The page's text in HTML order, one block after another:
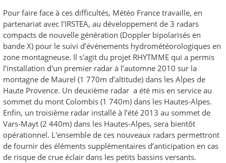
Pour faire face à ces difficultés, Météo France travaille, en
partenariat avec l'IRSTEA, au développement de 3 radars
compacts de nouvelle génération (Doppler bipolarisés en
bande X) pour le suivi d’événements hydrométéorologiques en
zone montagneuse. Il s'agit du projet RHYTMME qui a permis
l'installation d'un premier radar à l’automne 2010 sur la
montagne de Maurel (1 770m d’altitude) dans les Alpes de
Haute Provence. Un deuxième radar a été mis en service au
sommet du mont Colombis (1 740m) dans les Hautes-Alpes.
Enfin, un troisième radar installé à l’été 2013 au sommet de
Vars-Mayt (2 440m) dans les Hautes-Alpes, sera bientôt
opérationnel. L'ensemble de ces nouveaux radars permettront
de fournir des éléments supplémentaires d’anticipation en cas
de risque de crue éclair dans les petits bassins versants.